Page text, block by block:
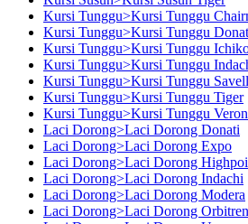
Kursi Tunggu>Kursi Tunggu
Kursi Tunggu>Kursi Tunggu
Kursi Tunggu>Kursi Tunggu
Kursi Tunggu>Kursi Tunggu
Kursi Tunggu>Kursi Tunggu
Kursi Tunggu>Kursi Tunggu Tiger
Kursi Tunggu>Kursi Tunggu
Laci Dorong>Laci Dorong Donati
Laci Dorong>Laci Dorong Expo
Laci Dorong>Laci Dorong
Laci Dorong>Laci Dorong Indachi
Laci Dorong>Laci Dorong Modera
Laci Dorong>Laci Dorong